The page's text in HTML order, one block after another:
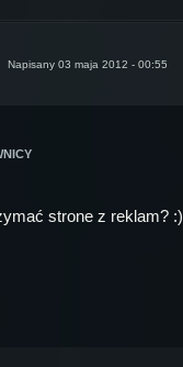
Napisany 03 maja 2012 - 00:55
strone z reklam? :)